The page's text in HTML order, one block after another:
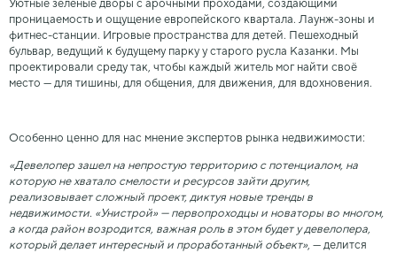
Уютные зелёные дворы с арочными проходами, создающими
проницаемость и ощущение европейского квартала. Лаунж-зоны и
фитнес-станции. Игровые пространства для детей. Пешеходный
бульвар, ведущий к будущему парку у старого русла Казанки. Мы
проектировали среду так, чтобы каждый житель мог найти своё
место — для тишины, для общения, для движения, для вдохновения.
Особенно ценно для нас мнение экспертов рынка недвижимости:
«Девелопер зашел на непростую территорию с потенциалом, на
которую не хватало смелости и ресурсов зайти другим,
реализовывает сложный проект, диктуя новые тренды в
недвижимости. «Унистрой» — первопроходцы и новаторы во многом,
а когда район возродится, важная роль в этом будет у девелопера,
который делает интересный и проработанный объект», — делится